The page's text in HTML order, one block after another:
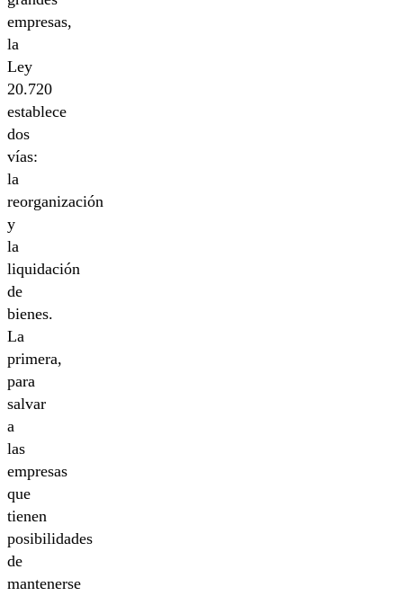
empresas,
la
Ley
20.720
establece
dos
vías:
la
reorganización
y
la
liquidación
de
bienes.
La
primera,
para
salvar
a
las
empresas
que
tienen
posibilidades
de
mantenerse